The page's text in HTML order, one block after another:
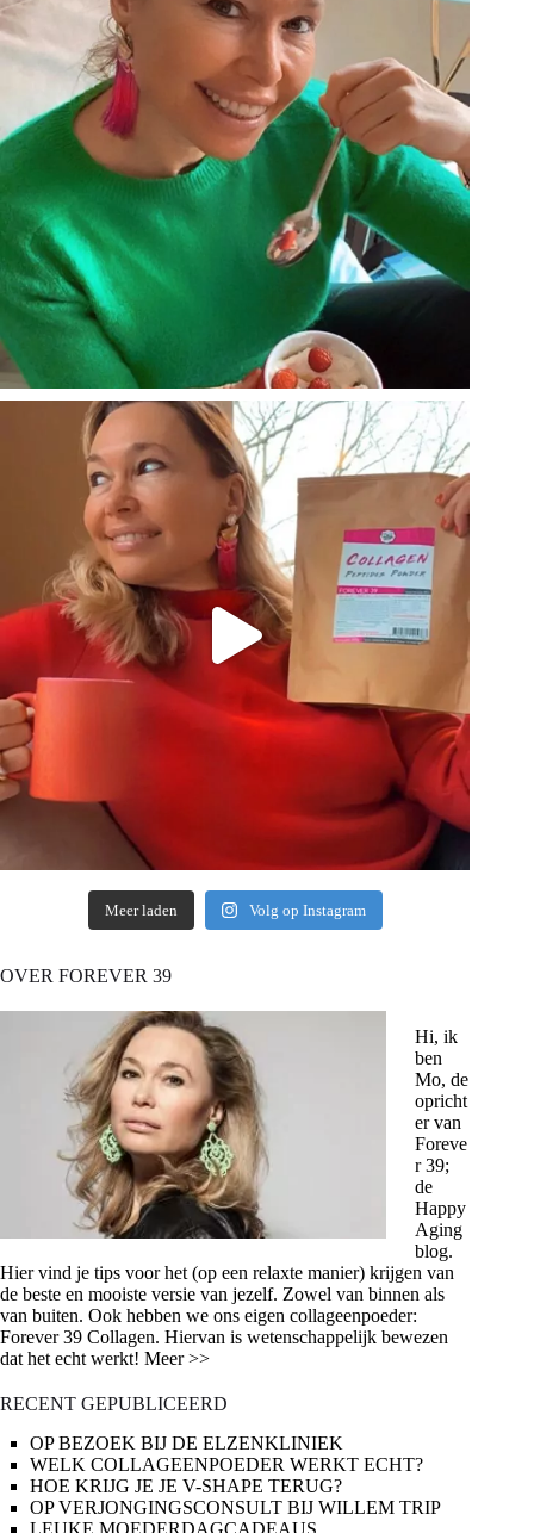
Meer laden Volg op Instagram
OVER FOREVER 39
Hi, ik
ben
Mo, de
opricht
er van
Foreve
r 39;
de
Happy
Aging
blog.
Hier vind je tips voor het (op een relaxte manier) krijgen van
de beste en mooiste versie van jezelf. Zowel van binnen als
van buiten. Ook hebben we ons eigen collageenpoeder:
Forever 39 Collagen. Hiervan is wetenschappelijk bewezen
dat het echt werkt! Meer >>
RECENT GEPUBLICEERD
OP BEZOEK BIJ DE ELZENKLINIEK
WELK COLLAGEENPOEDER WERKT ECHT?
HOE KRIJG JE JE V-SHAPE TERUG?
OP VERJONGINGSCONSULT BIJ WILLEM TRIP
LEUKE MOEDERDAGCADEAUS